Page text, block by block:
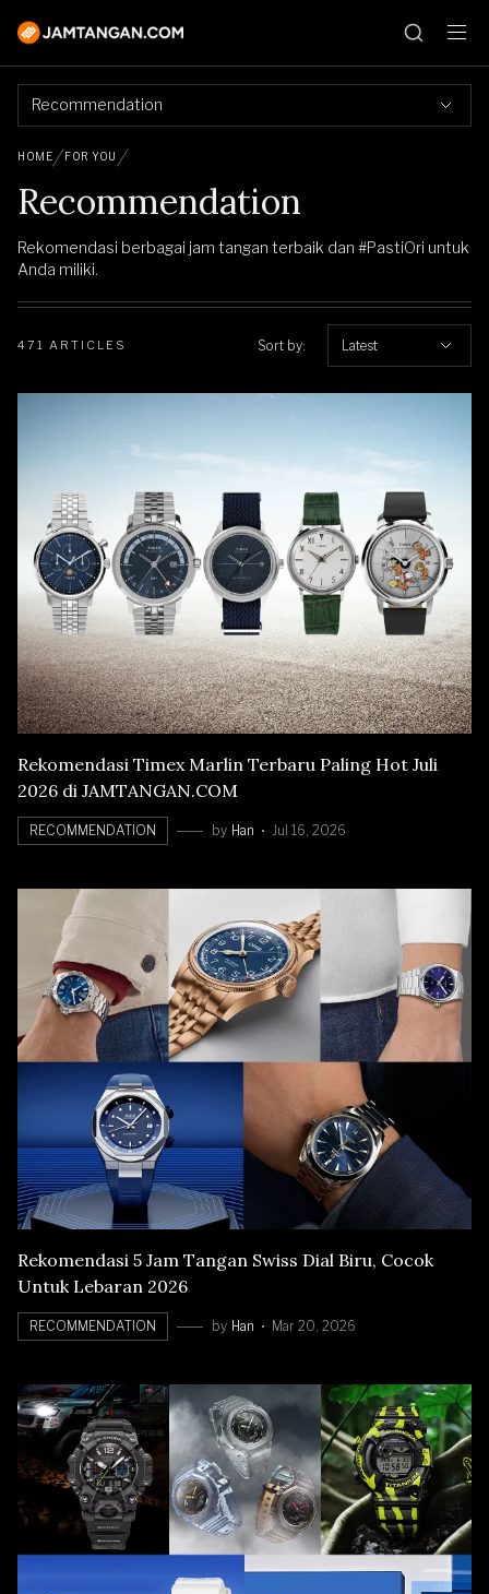
Recommendation
HOME FOR YOU
Recommendation
Rekomendasi berbagai jam tangan terbaik dan #PastiOri untuk
Anda miliki.
471 ARTICLES Sort by: Latest
Rekomendasi Timex Marlin Terbaru Paling Hot Juli
2026 di JAMTANGAN.COM
RECOMMENDATION by Han Jul 16, 2026
Rekomendasi 5 Jam Tangan Swiss Dial Biru, Cocok
Untuk Lebaran 2026
RECOMMENDATION by Han Mar 20, 2026